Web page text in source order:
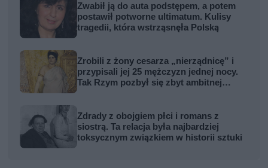
Zwabił ją do auta podstępem, a potem
postawił potworne ultimatum. Kulisy
tragedii, która wstrząsnęła Polską
Zrobili z żony cesarza „nierządnicę” i
przypisali jej 25 mężczyzn jednej nocy.
Tak Rzym pozbył się zbyt ambitnej
Zdrady z obojgiem płci i romans z
siostrą. Ta relacja była najbardziej
toksycznym związkiem w historii sztuki